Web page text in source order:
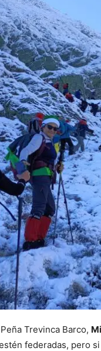
Trevinca Barco,
federadas, pero